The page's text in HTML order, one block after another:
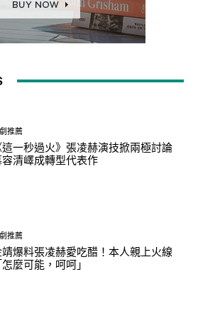
推薦
這一秒過火》張凌赫演技掀兩極討論
容清嶧成轉型代表作
推薦
靖爆料張凌赫愛吃醋！本人親上火線
怎麼可能，呵呵」